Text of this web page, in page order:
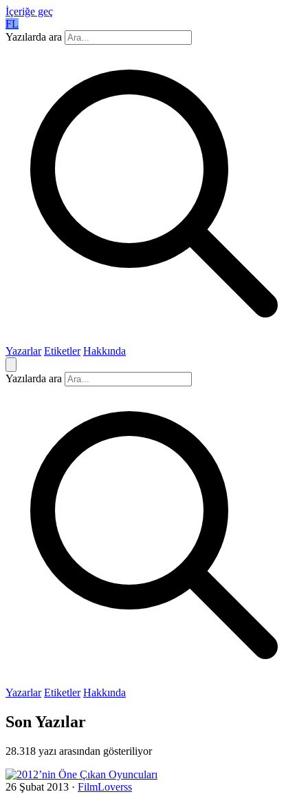
İçeriğe geç
FL
Yazılarda ara
Yazarlar Etiketler Hakkında
Yazılarda ara
Yazarlar Etiketler Hakkında
Son Yazılar
28.318 yazı arasından gösteriliyor
26 Şubat 2013 · FilmLoverss